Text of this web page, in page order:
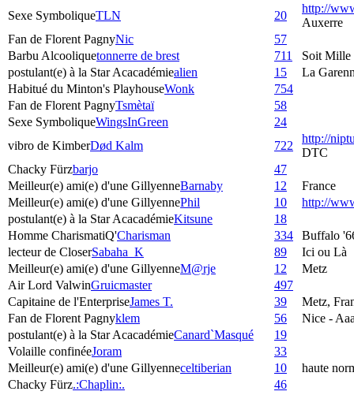
Sexe SymboliqueTLN 20
http://
Auxerre
Fan de Florent PagnyNic
57
Barbu Alcooliquetonnerre de brest 711
Soit Mille
postulant(e) à la Star Acacadémiealien 15
La
Habitué du Minton's PlayhouseWonk
754
Fan de Florent PagnyTsmètaï
58
Sexe SymboliqueWingsInGreen
24
vibro de KimberDød Kalm 722
http://
DTC
Chacky Fürzbarjo
47
Meilleur(e) ami(e) d'une GillyenneBarnaby 12
France
Meilleur(e) ami(e) d'une GillyennePhil 10
http://
postulant(e) à la Star AcacadémieKitsune
18
Homme CharismatiQ'Charisman 334
Buffalo
lecteur de CloserSabaha_K 89
Ici ou Là
Meilleur(e) ami(e) d'une GillyenneM@rje 12
Metz
Air Lord ValwinGruicmaster
497
Capitaine de l'EnterpriseJames T. 39
Metz,
Fan de Florent Pagnyklem 56
Nice -
postulant(e) à la Star AcacadémieCanard`Masqué
19
Volaille confinéeJoram
33
Meilleur(e) ami(e) d'une Gillyenneceltiberian 10
haute
Chacky Fürz.:Chaplin:.
46